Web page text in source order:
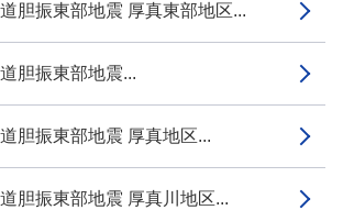
胆振東部地震 厚真東部地区...
胆振東部地震...
胆振東部地震 厚真地区...
胆振東部地震 厚真川地区...